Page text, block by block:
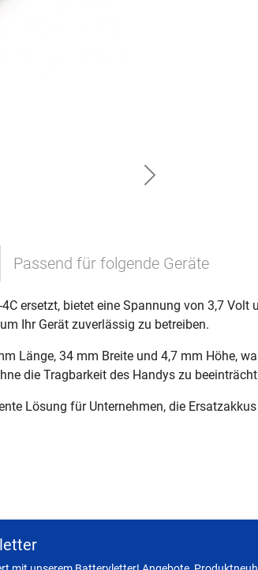
Next
Passend für folgende Geräte
ersetzt, bietet eine Spannung von 3,7
Ihr Gerät zuverlässig zu betreiben.
Länge, 34 mm Breite und 4,7 mm Höhe,
die Tragbarkeit des Handys zu
Lösung für Unternehmen, die